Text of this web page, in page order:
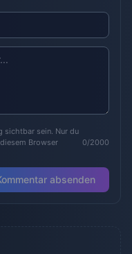
sichtbar sein. Nur du
Browser
0/2000
absenden